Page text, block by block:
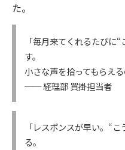
た。
「毎月来てくれるたびに
す。
小さな声を拾ってもらえ
── 経理部 買掛担当者
「レスポンスが早い。“
る。